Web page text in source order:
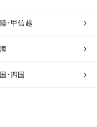
･甲信越
･四国